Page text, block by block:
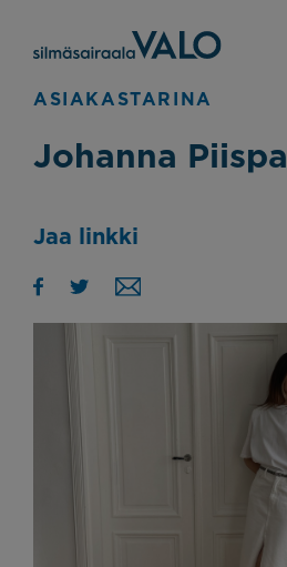
ASIAKASTARINA
Johanna Piispa
Jaa linkki